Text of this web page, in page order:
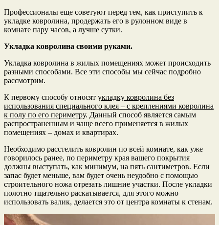
Профессионалы еще советуют перед тем, как приступить к
укладке ковролина, продержать его в рулонном виде в
комнате пару часов, а лучше сутки.
Укладка ковролина своими руками.
Укладка ковролина в жилых помещениях может происходить
разными способами. Все эти способы мы сейчас подробно
рассмотрим.
К первому способу относят укладку ковролина без
использования специального клея – с креплениями ковролина
к полу по его периметру. Данный способ является самым
распространенным и чаще всего применяется в жилых
помещениях – домах и квартирах.
Необходимо расстелить ковролин по всей комнате, как уже
говорилось ранее, по периметру края вашего покрытия
должны выступать, как минимум, на пять сантиметров. Если
запас будет меньше, вам будет очень неудобно с помощью
строительного ножа отрезать лишние участки. После укладки
полотно тщательно раскатывается, для этого можно
использовать валик, делается это от центра комнаты к стенам.